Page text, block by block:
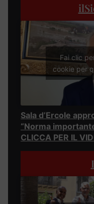
Fai clic
cookie per
Sala d’Ercole
“Norma
CLICCA PER IL